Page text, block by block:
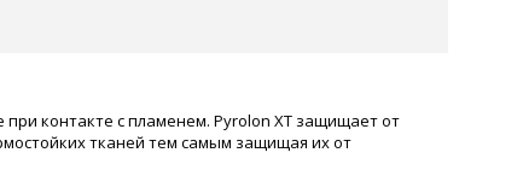
контакте с пламенем. Pyrolon XT защищает от
тканей тем самым защищая их от